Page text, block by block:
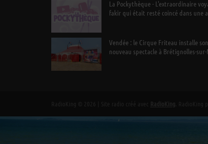
La Pockythèque - L'extraordinaire
fakir qui était resté coincé dans une
Vendée : le Cirque Friteau installe son
nouveau spectacle à Brétignolles-